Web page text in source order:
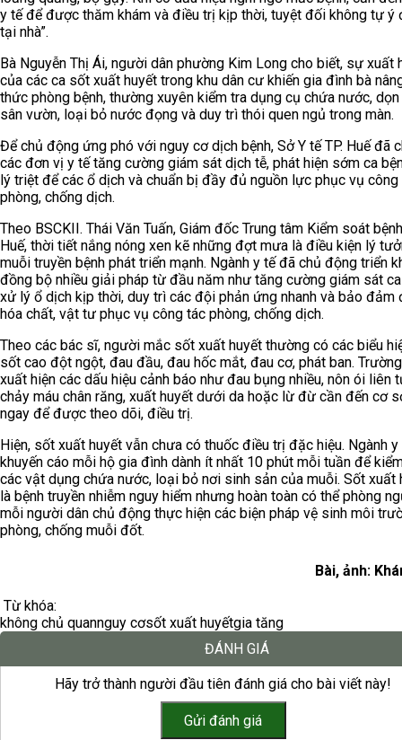
y tế để được thăm khám và điều trị kịp thời, tuyệt đối không tự ý
tại nhà”.
Bà Nguyễn Thị Ái, người dân phường Kim Long cho biết, sự xuất
của các ca sốt xuất huyết trong khu dân cư khiến gia đình bà
thức phòng bệnh, thường xuyên kiểm tra dụng cụ chứa nước,
sân vườn, loại bỏ nước đọng và duy trì thói quen ngủ trong màn.
Để chủ động ứng phó với nguy cơ dịch bệnh, Sở Y tế TP. Huế đã
các đơn vị y tế tăng cường giám sát dịch tễ, phát hiện sớm ca
lý triệt để các ổ dịch và chuẩn bị đầy đủ nguồn lực phục vụ công
phòng, chống dịch.
Theo BSCKII. Thái Văn Tuấn, Giám đốc Trung tâm Kiểm soát
Huế, thời tiết nắng nóng xen kẽ những đợt mưa là điều kiện lý
muỗi truyền bệnh phát triển mạnh. Ngành y tế đã chủ động triển
đồng bộ nhiều giải pháp từ đầu năm như tăng cường giám sát ca
xử lý ổ dịch kịp thời, duy trì các đội phản ứng nhanh và bảo đảm
hóa chất, vật tư phục vụ công tác phòng, chống dịch.
Theo các bác sĩ, người mắc sốt xuất huyết thường có các biểu
sốt cao đột ngột, đau đầu, đau hốc mắt, đau cơ, phát ban.
xuất hiện các dấu hiệu cảnh báo như đau bụng nhiều, nôn ói liên
chảy máu chân răng, xuất huyết dưới da hoặc lừ đừ cần đến cơ
ngay để được theo dõi, điều trị.
Hiện, sốt xuất huyết vẫn chưa có thuốc điều trị đặc hiệu. Ngành y
khuyến cáo mỗi hộ gia đình dành ít nhất 10 phút mỗi tuần để
các vật dụng chứa nước, loại bỏ nơi sinh sản của muỗi. Sốt xuất
là bệnh truyền nhiễm nguy hiểm nhưng hoàn toàn có thể phòng
mỗi người dân chủ động thực hiện các biện pháp vệ sinh môi
phòng, chống muỗi đốt.
Bài, ảnh:
Từ khóa:
không chủ quannguy cơsốt xuất huyếtgia tăng
ĐÁNH GIÁ
Hãy trở thành người đầu tiên đánh giá cho bài viết này!